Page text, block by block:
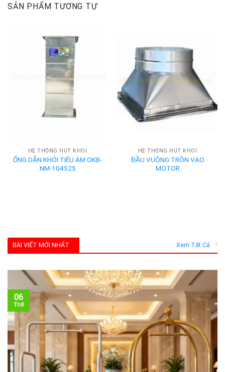
SẢN PHẨM TƯƠNG TỰ
HỆ THỐNG HÚT KHÓI
ỐNG DẪN KHÓI TIÊU ÂM OKB-
NM-104525
HỆ THỐNG HÚT KHÓI
ĐẦU VUÔNG TRÕN VÀO
MOTOR
BÀI VIẾT MỚI NHẤT Xem Tất Cả
06
Th8